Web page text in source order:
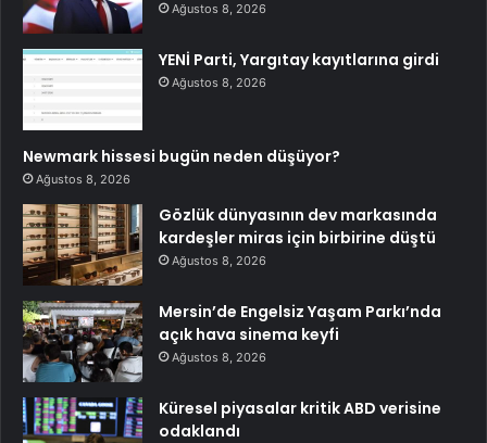
Ağustos 8, 2026
YENİ Parti, Yargıtay kayıtlarına girdi
Ağustos 8, 2026
Newmark hissesi bugün neden düşüyor?
Ağustos 8, 2026
Gözlük dünyasının dev markasında
kardeşler miras için birbirine düştü
Ağustos 8, 2026
Mersin’de Engelsiz Yaşam Parkı’nda
açık hava sinema keyfi
Ağustos 8, 2026
Küresel piyasalar kritik ABD verisine
odaklandı